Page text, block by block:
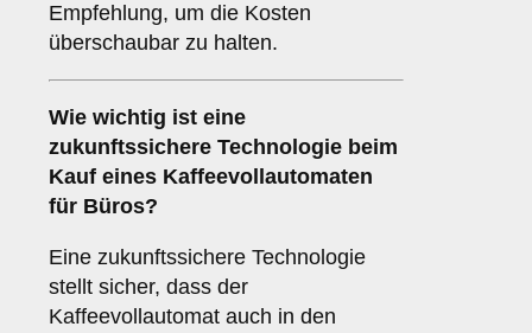
Empfehlung, um die Kosten
überschaubar zu halten.
Wie wichtig ist eine
zukunftssichere Technologie beim
Kauf eines Kaffeevollautomaten
für Büros?
Eine zukunftssichere Technologie
stellt sicher, dass der
Kaffeevollautomat auch in den